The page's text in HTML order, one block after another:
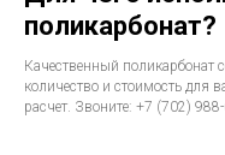
поликарбонат?
Качественный поликарбонат
количество и стоимость для
расчет. Звоните: +7 (702)